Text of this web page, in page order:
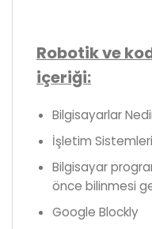
Robotik ve
içeriği:
Bilgisayarlar
İşletim
Bilgisayar
önce bilinmesi
Google Blockly